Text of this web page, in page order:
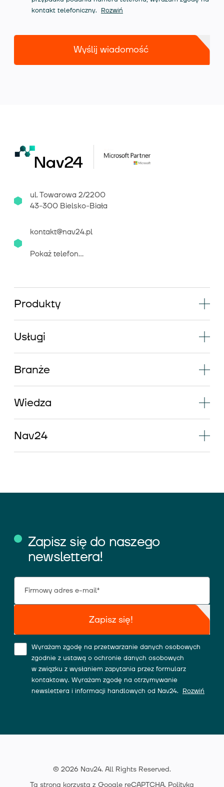
kontakt telefoniczny.
Rozwiń
Wyślij wiadomość
ul. Towarowa 2/2200
43-300 Bielsko-Biała
kontakt@nav24.pl
Pokaż telefon...
Produkty
Usługi
Branże
Wiedza
Nav24
Zapisz się do naszego
newslettera!
Zapisz się!
Wyrażam zgodę na przetwarzanie danych osobowych
zgodnie z ustawą o ochronie danych osobowych
w związku z wysłaniem zapytania przez formularz
kontaktowy. Wyrażam zgodę na otrzymywanie
newslettera i informacji handlowych od Nav24.
Rozwiń
© 2026 Nav24. All Rights Reserved.
Ta strona korzysta z Google reCAPTCHA. Polityka